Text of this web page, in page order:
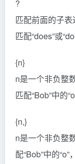
?
匹配前面的子表
匹配“does”或
{n}
n是一个非负整
匹配“Bob”中的
{n,}
n是一个非负整
配“Bob”中的